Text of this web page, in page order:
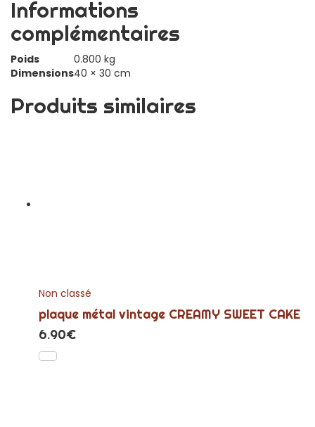
Informations
complémentaires
Poids
0.800 kg
Dimensions40 × 30 cm
Produits similaires
Non classé
plaque métal vintage CREAMY SWEET CAKE
6.90€